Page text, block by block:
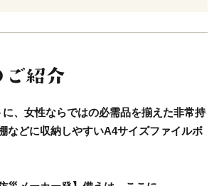
、女性ならではの必需品を揃えた非常持
などに収納しやすいA4サイズファイルボ